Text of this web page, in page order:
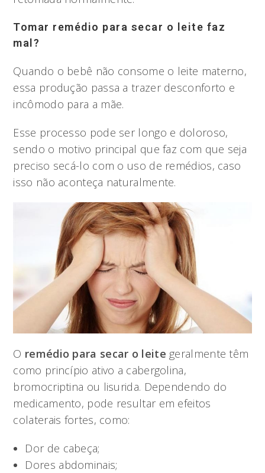
Tomar remédio para secar o leite faz
mal?
Quando o bebê não consome o leite materno,
essa produção passa a trazer desconforto e
incômodo para a mãe.
Esse processo pode ser longo e doloroso,
sendo o motivo principal que faz com que seja
preciso secá-lo com o uso de remédios, caso
isso não aconteça naturalmente.
O remédio para secar o leite geralmente têm
como princípio ativo a cabergolina,
bromocriptina ou lisurida. Dependendo do
medicamento, pode resultar em efeitos
colaterais fortes, como:
Dor de cabeça;
Dores abdominais;